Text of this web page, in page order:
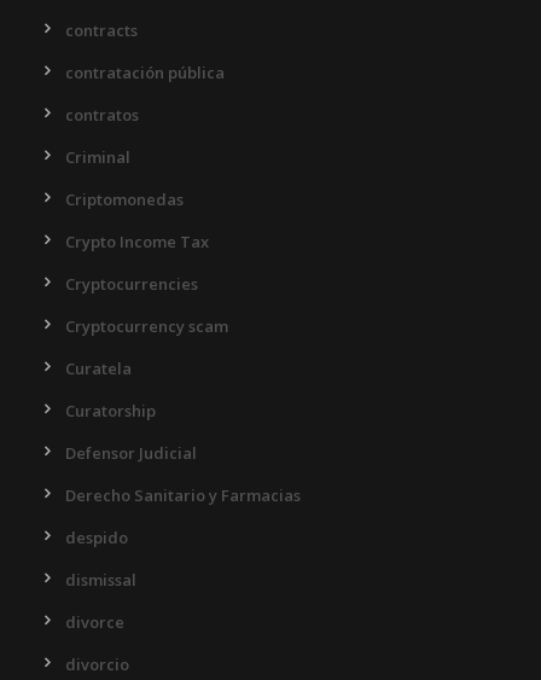
contracts
contratación pública
contratos
Criminal
Criptomonedas
Crypto Income Tax
Cryptocurrencies
Cryptocurrency scam
Curatela
Curatorship
Defensor Judicial
Derecho Sanitario y Farmacias
despido
dismissal
divorce
divorcio